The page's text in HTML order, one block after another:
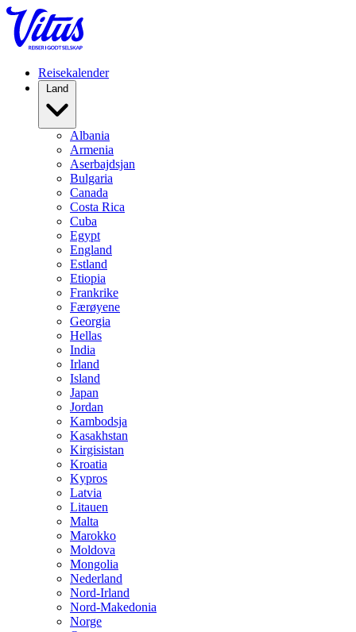
Reisekalender
Albania
Armenia
Aserbajdsjan
Bulgaria
Canada
Costa Rica
Cuba
Egypt
England
Estland
Etiopia
Frankrike
Færøyene
Georgia
Hellas
India
Irland
Island
Japan
Jordan
Kambodsja
Kasakhstan
Kirgisistan
Kroatia
Kypros
Latvia
Litauen
Malta
Marokko
Moldova
Mongolia
Nederland
Nord-Irland
Nord-Makedonia
Norge